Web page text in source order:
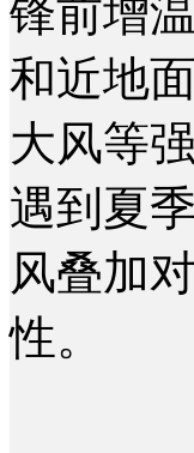
锋前增
和近地
大风等
遇到夏
风叠加
性。